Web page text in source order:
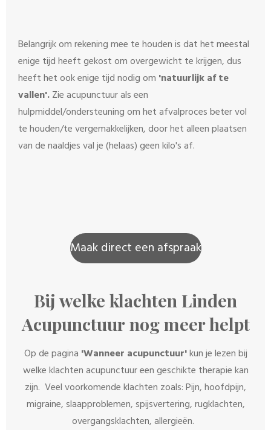
Belangrijk om rekening mee te houden is dat het meestal
enige tijd heeft gekost om overgewicht te krijgen, dus
heeft het ook enige tijd nodig om 'natuurlijk af te
vallen'.Zie acupunctuur als een
hulpmiddel/ondersteuning om het afvalproces beter vol
te houden/te vergemakkelijken, door het alleen plaatsen
van de naaldjes val je (helaas) geen kilo's af.
Maak direct een afspraak
Bij welke klachten Linden
Acupunctuur nog meer helpt
Op de pagina 'Wanneer acupunctuur'kun je lezen bij
welke klachten acupunctuur een geschikte therapie kan
zijn. Veel voorkomende klachten zoals: Pijn, hoofdpijn,
migraine, slaapproblemen, spijsvertering, rugklachten,
overgangsklachten, allergieën.